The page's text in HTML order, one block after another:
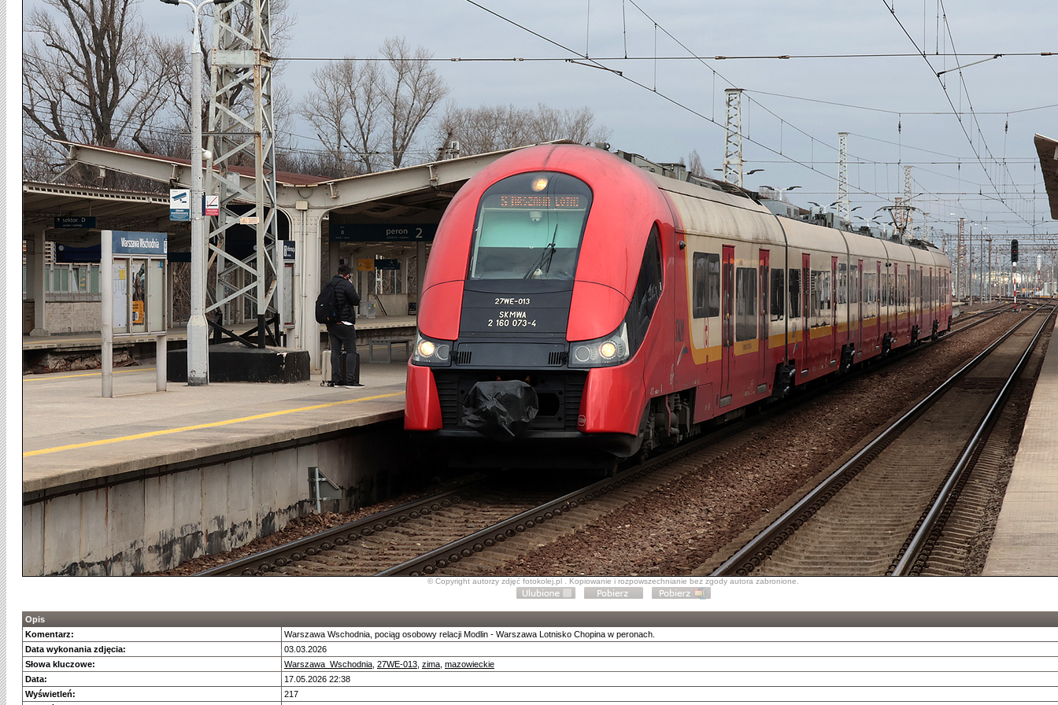
© Copyright autorzy zdjęć fotokolej.pl . Kopiowanie i rozpowszechnianie bez zgody autora zabronione.
Opis
Komentarz:
Warszawa Wschodnia, pociąg osobowy relacji Modlin - Warszawa Lotnisko Chopina w peronach.
Data wykonania zdjęcia:
03.03.2026
Słowa kluczowe:
Warszawa_Wschodnia 27WE-013 zima mazowieckie
Data:
17.05.2026 22:38
Wyświetleń:
217